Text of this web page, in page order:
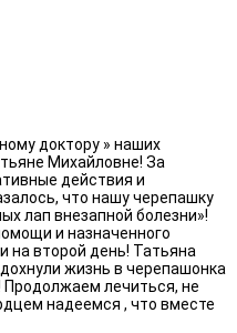
доктору » наших
Михайловне! За
действия и
что нашу черепашку
лап внезапной болезни»!
и назначенного
на второй день! Татьяна
жизнь в черепашонка
Продолжаем лечиться, не
надеемся , что вместе